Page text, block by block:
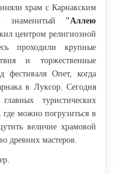
храм с Карнакским
знаменитый "Аллею
центром религиозной
проходили крупные
и торжественные
фестиваля Опет, когда
в Луксор. Сегодня
туристических
где можно погрузиться в
величие храмовой
древних мастеров.